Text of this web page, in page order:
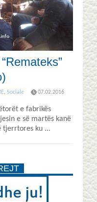
, Sociale 07.02.2016
e fabrikës
e së martës kanë
tjerrtores ku ...